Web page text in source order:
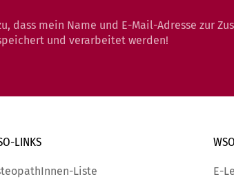
dass mein Name und E-Mail-Adresse zur
und verarbeitet werden!
LINKS
Liste
E-